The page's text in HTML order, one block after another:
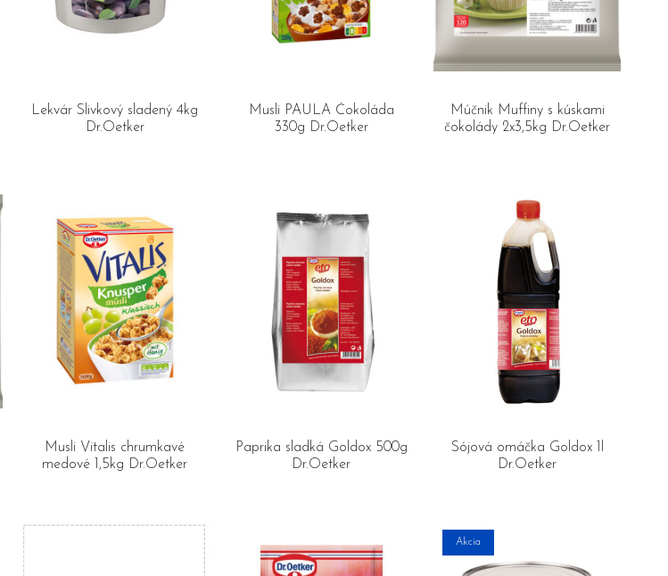
Lekvár Slivkový sladený 4kg
Dr.Oetker
Musli PAULA Čokoláda
330g Dr.Oetker
Múčnik Muffiny s kúskami
čokolády 2x3,5kg Dr.Oetker
Musli Vitalis chrumkavé
medové 1,5kg Dr.Oetker
Paprika sladká Goldox 500g
Dr.Oetker
Sójová omáčka Goldox 1l
Dr.Oetker
Akcia